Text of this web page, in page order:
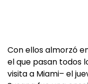
Con ellos almorzó
el que pasan todos
visita a Miami– el